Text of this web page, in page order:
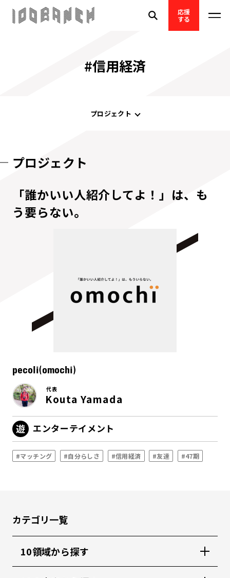
応援
する
#信用経済
プロジェクト
プロジェクト
「誰かいい人紹介してよ！」は、も
う要らない。
pecoli(omochi)
代表
Kouta Yamada
エンターテイメント
#マッチング #自分らしさ #信用経済 #友達 #47期
カテゴリ一覧
10領域から探す